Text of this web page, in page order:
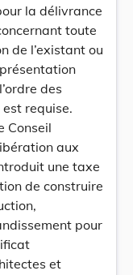
la délivrance
toute
de l’existant ou
des
requise.
Conseil
aux
une taxe
de construire
pour
et